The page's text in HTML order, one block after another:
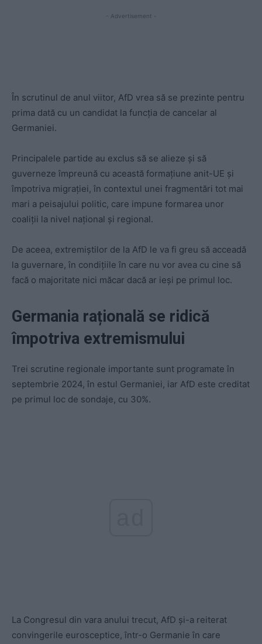
- Advertisement -
În scrutinul de anul viitor, AfD vrea să se prezinte pentru
prima dată cu un candidat la funcţia de cancelar al
Germaniei.
Principalele partide au exclus să se alieze şi să
guverneze împreună cu această formaţiune anit-UE şi
împotriva migraţiei, în contextul unei fragmentări tot mai
mari a peisajului politic, care impune formarea unor
coaliţii la nivel naţional şi regional.
De aceea, extremiștilor de la AfD le va fi greu să acceadă
la guvernare, în condițiile în care nu vor avea cu cine să
facă o majoritate nici măcar dacă ar ieși pe primul loc.
Germania rațională se ridică
împotriva extremismului
Trei scrutine regionale importante sunt programate în
septembrie 2024, în estul Germaniei, iar AfD este creditat
pe primul loc de sondaje, cu 30%.
La Congresul din vara anului trecut, AfD şi-a reiterat
convingerile eurosceptice, într-o Germanie în care